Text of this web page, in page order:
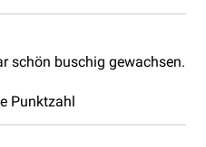
schön buschig gewachsen.
Punktzahl